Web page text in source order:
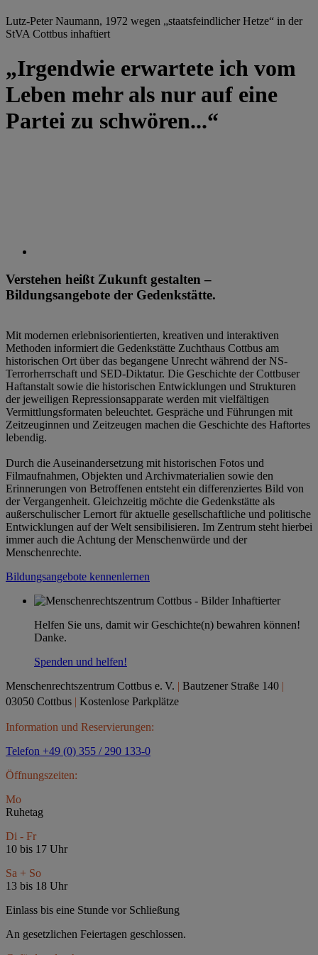
Lutz-Peter Naumann, 1972 wegen „staatsfeindlicher Hetze“ in der
StVA Cottbus inhaftiert
„Irgendwie erwartete ich vom
Leben mehr als nur auf eine
Partei zu schwören...“
Verstehen heißt Zukunft gestalten –
Bildungsangebote der Gedenkstätte.
Mit modernen erlebnisorientierten, kreativen und interaktiven
Methoden informiert die Gedenkstätte Zuchthaus Cottbus am
historischen Ort über das begangene Unrecht während der NS-
Terrorherrschaft und SED-Diktatur. Die Geschichte der Cottbuser
Haftanstalt sowie die historischen Entwicklungen und Strukturen
der jeweiligen Repressionsapparate werden mit vielfältigen
Vermittlungsformaten beleuchtet. Gespräche und Führungen mit
Zeitzeuginnen und Zeitzeugen machen die Geschichte des Haftortes
lebendig.
Durch die Auseinandersetzung mit historischen Fotos und
Filmaufnahmen, Objekten und Archivmaterialien sowie den
Erinnerungen von Betroffenen entsteht ein differenziertes Bild von
der Vergangenheit. Gleichzeitig möchte die Gedenkstätte als
außerschulischer Lernort für aktuelle gesellschaftliche und politische
Entwicklungen auf der Welt sensibilisieren. Im Zentrum steht hierbei
immer auch die Achtung der Menschenwürde und der
Menschenrechte.
Bildungsangebote kennenlernen
Helfen Sie uns, damit wir Geschichte(n) bewahren können!
Danke.
Spenden und helfen!
Menschenrechtszentrum Cottbus e. V. | Bautzener Straße 140 |
03050 Cottbus | Kostenlose Parkplätze
Information und Reservierungen:
Telefon +49 (0) 355 / 290 133-0
Öffnungszeiten:
Mo
Ruhetag
Di - Fr
10 bis 17 Uhr
Sa + So
13 bis 18 Uhr
Einlass bis eine Stunde vor Schließung
An gesetzlichen Feiertagen geschlossen.